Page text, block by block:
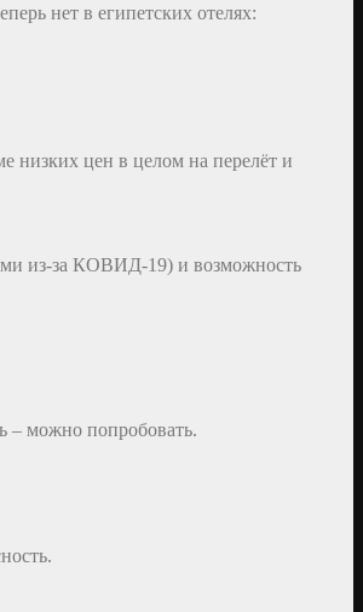
нет в египетских отелях:
низких цен в целом на перелёт и
из-за КОВИД-19) и возможность
– можно попробовать.